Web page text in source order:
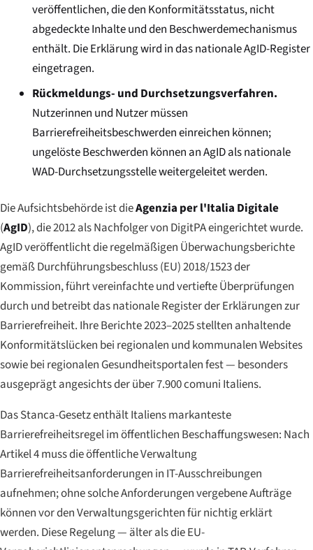
veröffentlichen, die den Konformitätsstatus, nicht
abgedeckte Inhalte und den Beschwerdemechanismus
enthält. Die Erklärung wird in das nationale AgID-Register
eingetragen.
Rückmeldungs- und Durchsetzungsverfahren.
Nutzerinnen und Nutzer müssen
Barrierefreiheitsbeschwerden einreichen können;
ungelöste Beschwerden können an AgID als nationale
WAD-Durchsetzungsstelle weitergeleitet werden.
Die Aufsichtsbehörde ist dieAgenzia per l'Italia Digitale
(AgID), die 2012 als Nachfolger von DigitPA eingerichtet wurde.
AgID veröffentlicht die regelmäßigen Überwachungsberichte
gemäß Durchführungsbeschluss (EU) 2018/1523 der
Kommission, führt vereinfachte und vertiefte Überprüfungen
durch und betreibt das nationale Register der Erklärungen zur
Barrierefreiheit. Ihre Berichte 2023–2025 stellten anhaltende
Konformitätslücken bei regionalen und kommunalen Websites
sowie bei regionalen Gesundheitsportalen fest — besonders
ausgeprägt angesichts der über 7.900comuni Italiens.
Das Stanca-Gesetz enthält Italiens markanteste
Barrierefreiheitsregel im öffentlichen Beschaffungswesen: Nach
Artikel 4 muss die öffentliche Verwaltung
Barrierefreiheitsanforderungen in IT-Ausschreibungen
aufnehmen; ohne solche Anforderungen vergebene Aufträge
können vor den Verwaltungsgerichten für nichtig erklärt
werden. Diese Regelung — älter als die EU-